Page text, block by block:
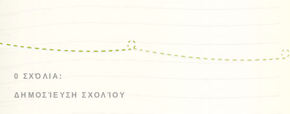
0 ΣΧΌΛΙΑ:
ΔΗΜΟΣΊΕΥΣΗ ΣΧΟΛΊΟΥ